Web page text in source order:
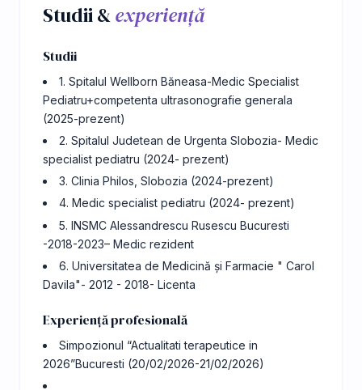
Studii &experiență
Studii
1. Spitalul Wellborn Băneasa-Medic Specialist
Pediatru+competenta ultrasonografie generala
(2025-prezent)
2. Spitalul Judetean de Urgenta Slobozia- Medic
specialist pediatru (2024- prezent)
3. Clinia Philos, Slobozia (2024-prezent)
4. Medic specialist pediatru (2024- prezent)
5. INSMC Alessandrescu Rusescu Bucuresti
-2018-2023– Medic rezident
6. Universitatea de Medicină și Farmacie " Carol
Davila"- 2012 - 2018- Licenta
Experiență profesională
Simpozionul “Actualitati terapeutice in
2026”Bucuresti (20/02/2026-21/02/2026)